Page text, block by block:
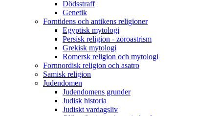
Dödsstraff
Genetik
Forntidens och antikens religioner
Egyptisk mytologi
Persisk religion - zoroastrism
Grekisk mytologi
Romersk religion och mytologi
Fornnordisk religion och asatro
Samisk religion
Judendomen
Judendomens grunder
Judisk historia
Judiskt vardagsliv